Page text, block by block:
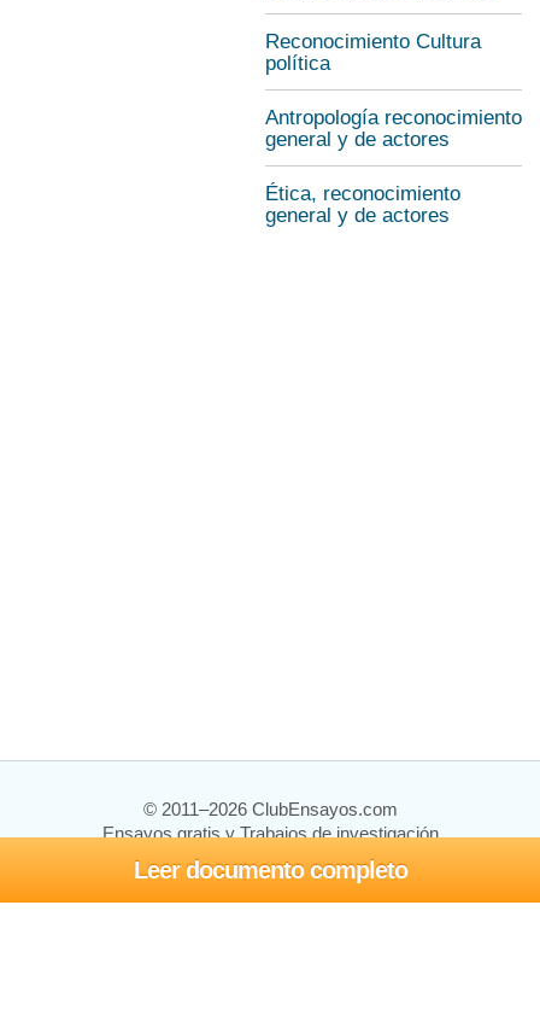
Leer documento completo
Reconocimiento Cultura
política
Antropología reconocimiento
general y de actores
Ética, reconocimiento
general y de actores
© 2011–2026 ClubEnsayos.com
Ensayos gratis y Trabajos de investigación